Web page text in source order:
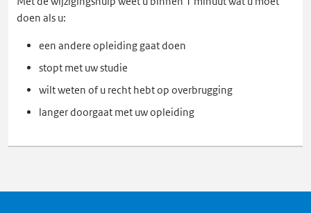
doen als u:
een andere opleiding gaat doen
stopt met uw studie
wilt weten of u recht hebt op overbrugging
langer doorgaat met uw opleiding